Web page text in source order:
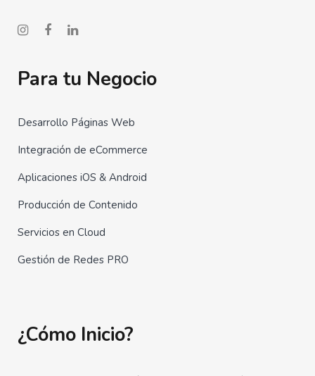
Para tu Negocio
Desarrollo Páginas Web
Integración de eCommerce
Aplicaciones iOS & Android
Producción de Contenido
Servicios en Cloud
Gestión de Redes PRO
¿Cómo Inicio?